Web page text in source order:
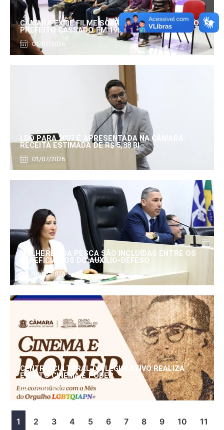
CÂMARA EXIBE FILME SOBRE EDUARDO SERRANO,
PREFEITO CASSADO EM 1960
01/07/2026
LDO PARA 2027 É APRESENTADA NA CÂMARA:
RECEITA ESTIMADA DE R$ 5,88 BI
01/07/2026
MULHERES DA PESCA SÃO INCLUÍDAS ENTRE OS
BENEFICIÁRIOS DO AUXÍLIO-DEFESO
30/06/2026
CENTRO CULTURAL DO LEGISLATIVO REALIZA
EVENTO CINEMA E PODER
25/06/2026
1 2 3 4 5 6 7 8 9 10 11